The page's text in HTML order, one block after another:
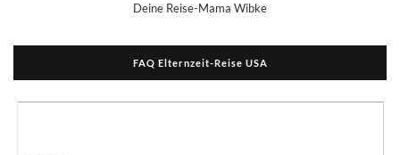
Deine Reise-Mama Wibke
FAQ Elternzeit-Reise USA